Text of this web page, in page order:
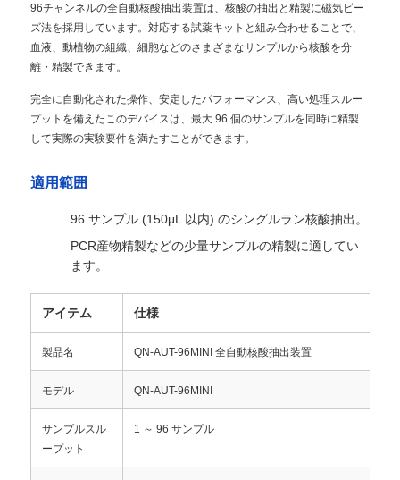
96チャンネルの全自動核酸抽出装置は、核酸の抽出と精製に磁気ビー
ズ法を採用しています。対応する試薬キットと組み合わせることで、
血液、動植物の組織、細胞などのさまざまなサンプルから核酸を分
離・精製できます。
完全に自動化された操作、安定したパフォーマンス、高い処理スルー
プットを備えたこのデバイスは、最大 96 個のサンプルを同時に精製
して実際の実験要件を満たすことができます。
適用範囲
96 サンプル (150μL 以内) のシングルラン核酸抽出。
PCR産物精製などの少量サンプルの精製に適してい
ます。
アイテム 仕様
製品名 QN-AUT-96MINI 全自動核酸抽出装置
モデル QN-AUT-96MINI
サンプルスル
ープット
1 ～ 96 サンプル